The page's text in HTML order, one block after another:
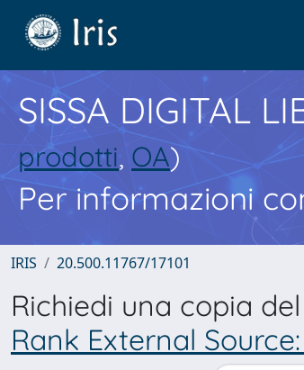
SISSA DIGITAL
prodotti, OA)
Per informazioni
IRIS 20.500.11767/17101
Richiedi una copia
Rank External